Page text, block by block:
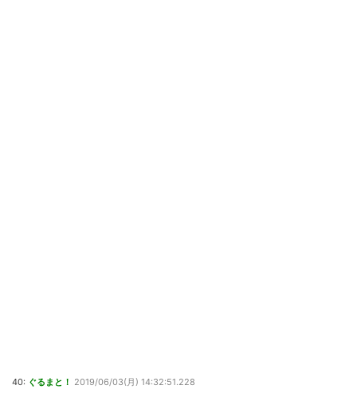
40: ぐるまと！ 2019/06/03(月) 14:32:51.228